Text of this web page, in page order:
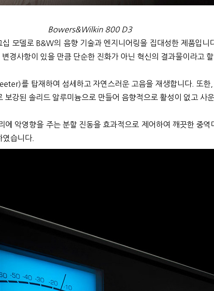
Bowers&Wilkin 800 D3
모델로 B&W의 음향 기술과 엔지니어링을 집대성한 제품입
경사항이 있을 만큼 단순한 진화가 아닌 혁신의 결과물이라고
를 탑재하여 섬세하고 자연스러운 고음을 재생합니다. 또
강된 솔리드 알루미늄으로 만들어 음향적으로 활성이 없고 사
악영향을 주는 분할 진동을 효과적으로 제어하여 깨끗한 중역
습니다.